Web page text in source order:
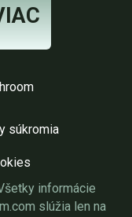
súkromia
informácie
slúžia len na